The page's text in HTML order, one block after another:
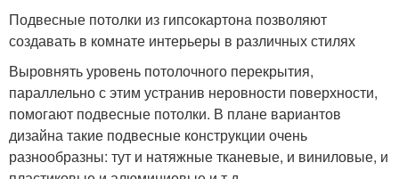
Подвесные потолки из гипсокартона позволяют
создавать в комнате интерьеры в различных стилях
Выровнять уровень потолочного перекрытия,
параллельно с этим устранив неровности поверхности,
помогают подвесные потолки. В плане вариантов
дизайна такие подвесные конструкции очень
разнообразны: тут и натяжные тканевые, и виниловые, и